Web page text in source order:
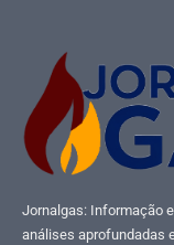
Jornalgas: Informação
análises aprofundadas